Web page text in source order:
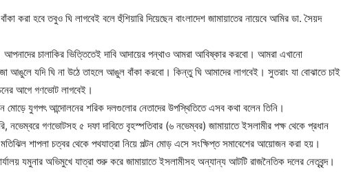
করা হবে তবুও ঘি লাগবেই বলে হুঁশিয়ারি দিয়েছেন বাংলাদেশ জামায়াতের নায়েবে আমির ডা. সৈয়দ
আপনাদের চালাকির ভিত্তিতেই দাবি আদায়ের পন্থাও আমরা আবিষ্কার করবো। আমরা এখানো
আঙুলে যদি ঘি না উঠে তাহলে আঙুল বাঁকা করবো। কিন্তু ঘি আমাদের লাগবেই। সুতরাং যা বোঝাতে চাই
আগে গণভোট লাগবেই।
মোড়ে যুগপৎ আন্দোলনের শরিক দলগুলোর নেতাদের উপস্থিতিতে এসব কথা বলেন তিনি।
নভেম্বরে গণভোটসহ ৫ দফা দাবিতে বৃহস্পতিবার (৬ নভেম্বর) জামায়াতে ইসলামীর পক্ষ থেকে প্রধান
মতিঝিল শাপলা চত্বর থেকে পথযাত্রা নিয়ে পল্টন মোড় এসে সংক্ষিপ্ত সমাবেশের আয়োজন করা হয়।
যমুনার অভিমুখে যাত্রা শুরু করে জামায়াতে ইসলামীসহ অন্যান্য আটটি রাজনৈতিক দলের নেতৃবৃন্দ।